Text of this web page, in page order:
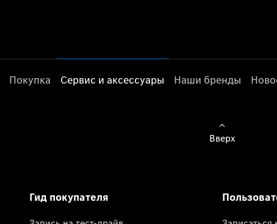
Покупка Сервис и аксессуары Наши бренды
Вверх
Гид покупателя